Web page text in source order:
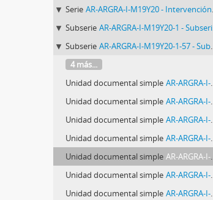
Serie AR-ARGRA-I-M19Y20 - Intervención urbana "19 y 20. Diez años. Fotoperiodismo en la calle"
Subserie AR-ARGRA-I-M19Y20-1 - Subserie 1: Fotos presentadas para la intervención
Subserie AR-ARGRA-I-M19Y20-1-57 - Subserie 57: Fotos de Gonzalo Martínez
4 más...
Unidad documental simple AR-ARGRA-I-M19Y20-1-57-0816 - Foto 0816: Gonzalo Martínez
Unidad documental simple AR-ARGRA-I-M19Y20-1-57-0817 - Foto 0817: Gonzalo Martínez
Unidad documental simple AR-ARGRA-I-M19Y20-1-57-0818 - Foto 0818: Gonzalo Martínez
Unidad documental simple AR-ARGRA-I-M19Y20-1-57-0819 - Foto 0819: Gonzalo Martínez
Unidad documental simple AR-ARGRA-I-M19Y20-1-57-0820 - Foto 0820: Gonzalo Martínez
Unidad documental simple AR-ARGRA-I-M19Y20-1-57-0821 - Foto 0821: Gonzalo Martínez
Unidad documental simple AR-ARGRA-I-M19Y20-1-57-0822 - Foto 0822: Gonzalo Martínez